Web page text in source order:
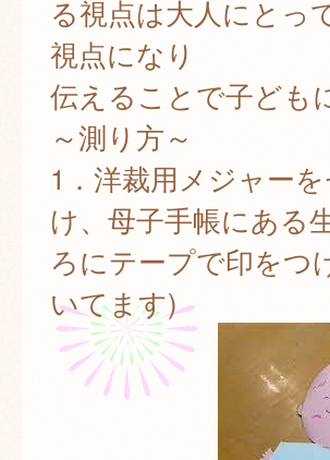
る視点は大人にとっ
視点になり
伝えることで子ども
～測り方～
1．洋裁用メジャー
け、母子手帳にある
ろにテープで印をつ
いてます)